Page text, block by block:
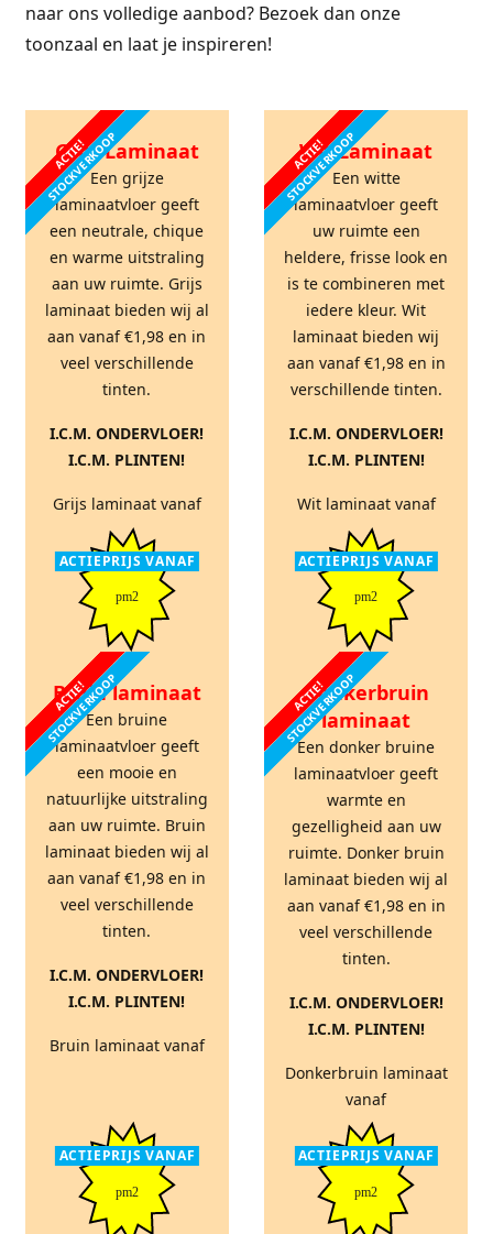
naar ons volledige aanbod? Bezoek dan onze
toonzaal en laat je inspireren!
ACTIE!
STOCKVERKOOP
Grijs Laminaat
Een grijze
laminaatvloer geeft
een neutrale, chique
en warme uitstraling
aan uw ruimte. Grijs
laminaat bieden wij al
aan vanaf €1,98 en in
veel verschillende
tinten.
I.C.M. ONDERVLOER!
I.C.M. PLINTEN!
Grijs laminaat vanaf
ACTIEPRIJS VANAF
pm2
ACTIE!
STOCKVERKOOP
Wit Laminaat
Een witte
laminaatvloer geeft
uw ruimte een
heldere, frisse look en
is te combineren met
iedere kleur. Wit
laminaat bieden wij
aan vanaf €1,98 en in
verschillende tinten.
I.C.M. ONDERVLOER!
I.C.M. PLINTEN!
Wit laminaat vanaf
ACTIEPRIJS VANAF
pm2
ACTIE!
STOCKVERKOOP
Bruin laminaat
Een bruine
laminaatvloer geeft
een mooie en
natuurlijke uitstraling
aan uw ruimte. Bruin
laminaat bieden wij al
aan vanaf €1,98 en in
veel verschillende
tinten.
I.C.M. ONDERVLOER!
I.C.M. PLINTEN!
Bruin laminaat vanaf
ACTIEPRIJS VANAF
pm2
ACTIE!
STOCKVERKOOP
Donkerbruin
laminaat
Een donker bruine
laminaatvloer geeft
warmte en
gezelligheid aan uw
ruimte. Donker bruin
laminaat bieden wij al
aan vanaf €1,98 en in
veel verschillende
tinten.
I.C.M. ONDERVLOER!
I.C.M. PLINTEN!
Donkerbruin laminaat
vanaf
ACTIEPRIJS VANAF
pm2